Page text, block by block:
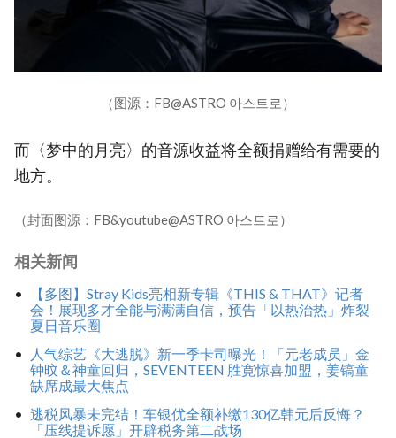
（图源：FB@ASTRO 아스트로）
而〈梦中的月亮〉的音源收益将全额捐赠给有需要的
地方。
（封面图源：FB&youtube@ASTRO 아스트로）
相关新闻
【多图】Stray Kids亮相新专辑《THIS & THAT》记者
会！展现多才全能与满满自信，预告「以热治热」炸裂
夏日音乐圈
人气综艺《大逃脱》新一季卡司曝光！「元老成员」金
钟旼＆神童回归，SEVENTEEN 胜寛惊喜加盟，姜镐童
缺席成最大焦点
逃税风暴未完结！车银优全额补缴130亿韩元后反悔？
「压线提诉愿」开辟税务第二战场